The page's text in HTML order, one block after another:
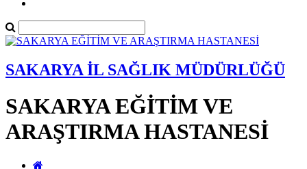
SAKARYA İL SAĞLIK MÜDÜRLÜĞÜ
SAKARYA EĞİTİM VE
ARAŞTIRMA HASTANESİ